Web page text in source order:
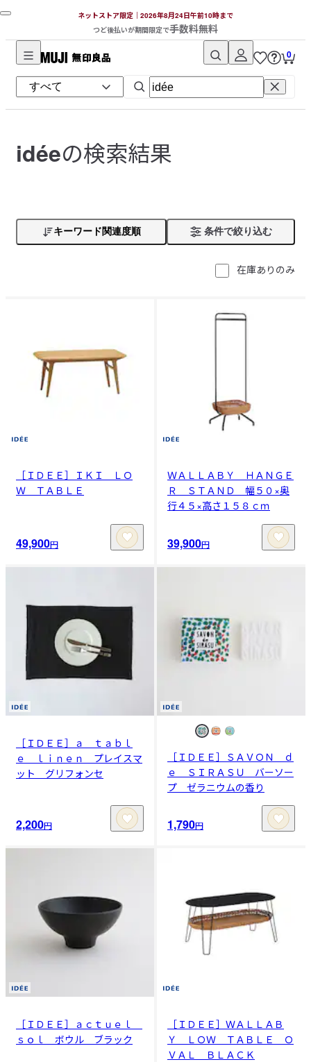
ネットストア限定｜2026年8月24日午前10時まで
つど後払いが期間限定で手数料無料
無
印
良
ネ
ッ
ア
0
idéeの検索結果
キーワード関連度順 条件で絞り込む
在庫ありのみ
［ＩＤＥＥ］ＩＫＩ ＬＯ
Ｗ ＴＡＢＬＥ
49,900円
ＷＡＬＬＡＢＹ ＨＡＮＧＥ
Ｒ ＳＴＡＮＤ 幅５０×奥
行４５×高さ１５８ｃｍ
39,900円
［ＩＤＥＥ］ａ ｔａｂｌ
ｅ ｌｉｎｅｎ プレイスマ
ット グリフォンセ
2,200円
［ＩＤＥＥ］ＳＡＶＯＮ ｄ
ｅ ＳＩＲＡＳＵ バーソー
プ ゼラニウムの香り
1,790円
［ＩＤＥＥ］ａｃｔｕｅｌ
ｓｏｌ ボウル ブラック
［ＩＤＥＥ］ＷＡＬＬＡＢ
Ｙ ＬＯＷ ＴＡＢＬＥ Ｏ
ＶＡＬ ＢＬＡＣＫ